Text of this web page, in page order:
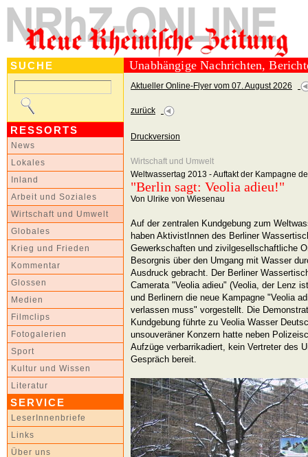
SUCHE
RESSORTS
News
Lokales
Inland
Arbeit und Soziales
Wirtschaft und Umwelt
Globales
Krieg und Frieden
Kommentar
Glossen
Medien
Filmclips
Fotogalerien
Sport
Kultur und Wissen
Literatur
SERVICE
LeserInnenbriefe
Links
Über uns
Unabhängige Nachrichten,
Aktueller Online-Flyer vom 07. August 2026
zurück
Druckversion
Wirtschaft und Umwelt
Weltwassertag 2013 - Auftakt der Kampagne
"Berlin sagt: Veolia adieu!"
Von Ulrike von Wiesenau
Auf der zentralen Kundgebung zum
haben AktivistInnen des Berliner
Gewerkschaften und zivilgesellschaftliche
Besorgnis über den Umgang mit Wasser
Ausdruck gebracht. Der Berliner
Camerata "Veolia adieu" (Veolia, der Lenz
und Berlinern die neue Kampagne "Veolia
verlassen muss" vorgestellt. Die
Kundgebung führte zu Veolia Wasser
unsouveräner Konzern hatte neben
Aufzüge verbarrikadiert, kein Vertreter des
Gespräch bereit.